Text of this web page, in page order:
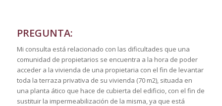
PREGUNTA:
Mi consulta está relacionado con las dificultades que una
comunidad de propietarios se encuentra a la hora de poder
acceder a la vivienda de una propietaria con el fin de levantar
toda la terraza privativa de su vivienda (70 m2), situada en
una planta ático que hace de cubierta del edificio, con el fin de
sustituir la impermeabilización de la misma, ya que está